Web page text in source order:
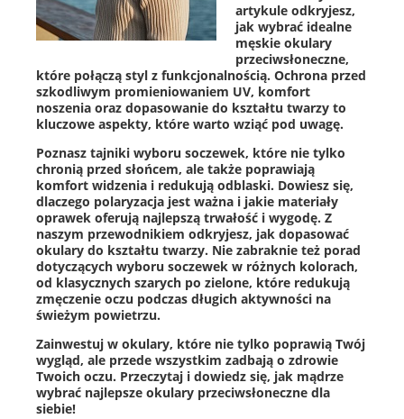
artykule odkryjesz,
jak wybrać idealne
męskie okulary
przeciwsłoneczne,
które połączą styl z funkcjonalnością. Ochrona przed
szkodliwym promieniowaniem UV, komfort
noszenia oraz dopasowanie do kształtu twarzy to
kluczowe aspekty, które warto wziąć pod uwagę.
Poznasz tajniki wyboru soczewek, które nie tylko
chronią przed słońcem, ale także poprawiają
komfort widzenia i redukują odblaski. Dowiesz się,
dlaczego polaryzacja jest ważna i jakie materiały
oprawek oferują najlepszą trwałość i wygodę. Z
naszym przewodnikiem odkryjesz, jak dopasować
okulary do kształtu twarzy. Nie zabraknie też porad
dotyczących wyboru soczewek w różnych kolorach,
od klasycznych szarych po zielone, które redukują
zmęczenie oczu podczas długich aktywności na
świeżym powietrzu.
Zainwestuj w okulary, które nie tylko poprawią Twój
wygląd, ale przede wszystkim zadbają o zdrowie
Twoich oczu. Przeczytaj i dowiedz się, jak mądrze
wybrać najlepsze okulary przeciwsłoneczne dla
siebie!